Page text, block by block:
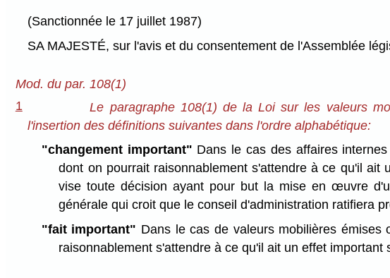
(Sanctionnée le 17 juillet 1987)
SA MAJESTÉ, sur l'avis et du consentement de l'Assemblée
Mod. du par. 108(1)
1
Le paragraphe 108(1) de la Loi sur les valeurs
l'insertion des définitions suivantes dans l'ordre alphabétique:
"changement important" Dans le cas des affaires
dont on pourrait raisonnablement s'attendre à ce qu'il
vise toute décision ayant pour but la mise en œuvre
générale qui croit que le conseil d'administration ratifiera
"fait important" Dans le cas de valeurs mobilières
raisonnablement s'attendre à ce qu'il ait un effet